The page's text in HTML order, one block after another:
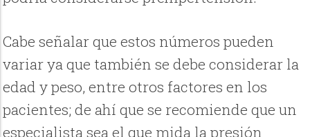
Cabe señalar que estos números pueden
variar ya que también se debe considerar la
edad y peso, entre otros factores en los
pacientes; de ahí que se recomiende que un
especialista sea el que mida la presión